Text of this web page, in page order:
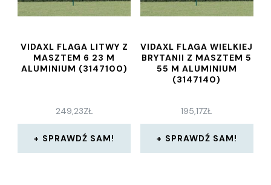
VIDAXL FLAGA LITWY Z
MASZTEM 6 23 M
ALUMINIUM (3147100)
249,23ZŁ
SPRAWDŹ SAM!
VIDAXL FLAGA WIELKIEJ
BRYTANII Z MASZTEM 5
55 M ALUMINIUM
(3147140)
195,17ZŁ
SPRAWDŹ SAM!